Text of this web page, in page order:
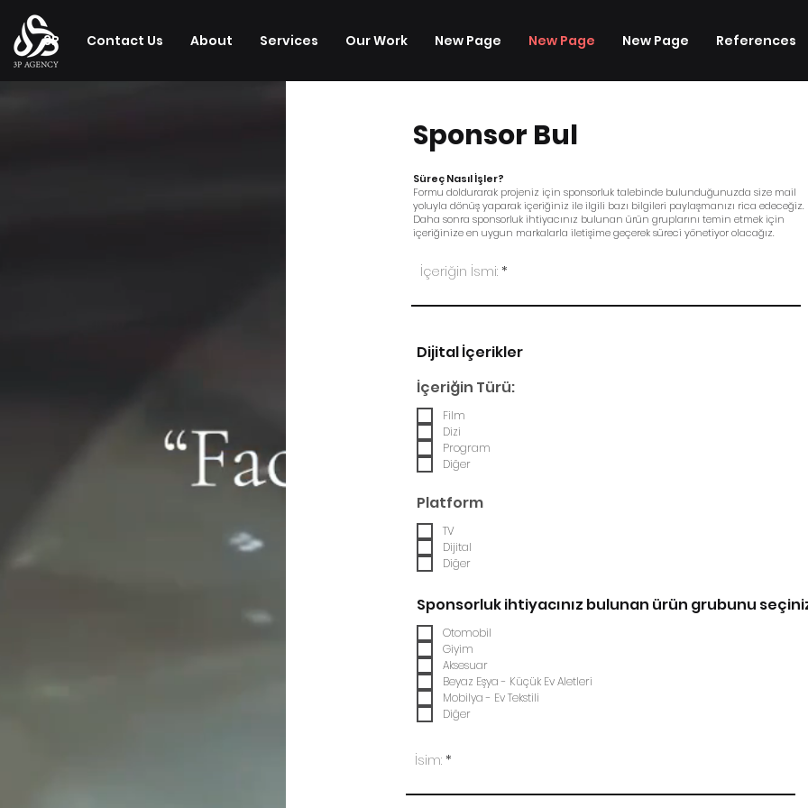
3P Contact Us About Services Our Work New Page New Page New Page References
Sponsor Bul
Süreç Nasıl İşler?
Formu doldurarak projeniz için sponsorluk talebinde bulunduğunuzda size mail
yoluyla dönüş yaparak içeriğiniz ile ilgili bazı bilgileri paylaşmanızı rica edeceğiz.
Daha sonra sponsorluk ihtiyacınız bulunan ürün gruplarını temin etmek için
içeriğinize en uygun markalarla iletişime geçerek süreci yönetiyor olacağız.
İçeriğin İsmi:
Dijital İçerikler
İçeriğin Türü:
Film
Dizi
Program
Diğer
Platform
TV
Dijital
Diğer
Sponsorluk ihtiyacınız bulunan ürün grubunu
Otomobil
Giyim
Aksesuar
Beyaz Eşya - Küçük Ev Aletleri
Mobilya - Ev Tekstili
Diğer
İsim: